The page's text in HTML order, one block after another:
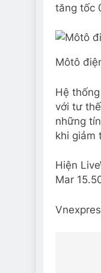
tăng tốc
Môtô
Hệ
với tư
những
khi giảm
Hiện
Mar